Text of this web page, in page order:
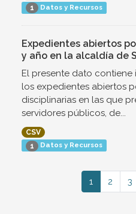
1 Datos y Recursos
Expedientes abiertos
y año en la alcaldía de
El presente dato
los expedientes abiertos
disciplinarias en las que
servidores públicos, de...
CSV
1 Datos y Recursos
1 2 3